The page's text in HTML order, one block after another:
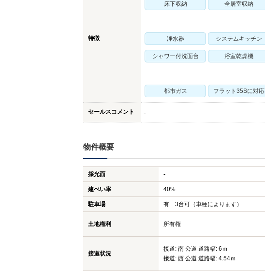
特徴
床下収納 全居室収納
浄水器 システムキッチン
シャワー付洗面台 浴室乾燥機
都市ガス フラット35Sに対応
セールスコメント -
物件概要
採光面 -
建ぺい率 40%
駐車場 有 3台可（車種によります）
土地権利 所有権
接道状況
接道: 南 公道 道路幅: 6ｍ
接道: 西 公道 道路幅: 4.54ｍ